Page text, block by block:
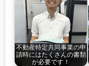
不動産特定共同事業の申
請時にはたくさんの書類
が必要です！